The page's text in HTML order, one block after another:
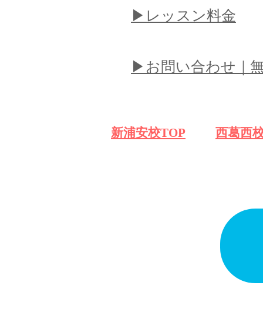
​▶︎レッスン料金
​▶︎お問い合わせ｜
​新浦安校TOP 西葛西